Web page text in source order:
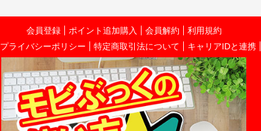
会員登録 ポイント追加購入 会員解約
利用規約
プライバシーポリシー 特定商取引法について キャリアIDと連携